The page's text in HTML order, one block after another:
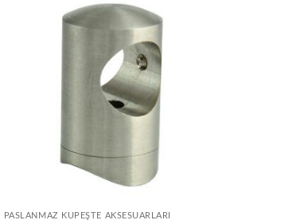
PASLANMAZ KÜPEŞTE AKSESUARLARI